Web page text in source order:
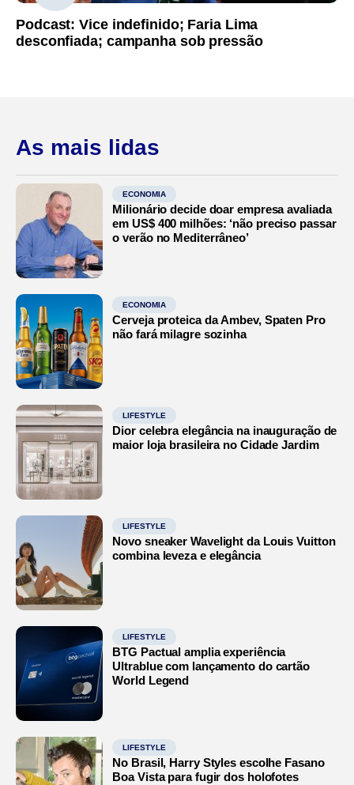
Podcast: Vice indefinido; Faria Lima
desconfiada; campanha sob pressão
As mais lidas
ECONOMIA
Milionário decide doar empresa avaliada
em US$ 400 milhões: ‘não preciso passar
o verão no Mediterrâneo’
ECONOMIA
Cerveja proteica da Ambev, Spaten Pro
não fará milagre sozinha
LIFESTYLE
Dior celebra elegância na inauguração de
maior loja brasileira no Cidade Jardim
LIFESTYLE
Novo sneaker Wavelight da Louis Vuitton
combina leveza e elegância
LIFESTYLE
BTG Pactual amplia experiência
Ultrablue com lançamento do cartão
World Legend
LIFESTYLE
No Brasil, Harry Styles escolhe Fasano
Boa Vista para fugir dos holofotes